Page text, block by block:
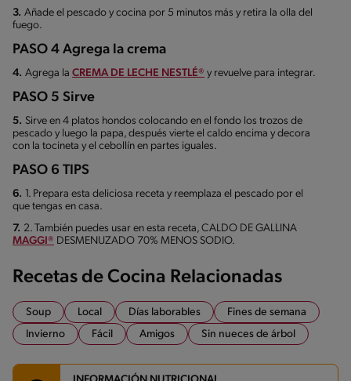
3. Añade el pescado y cocina por 5 minutos más y retira la olla del
fuego.
PASO 4 Agrega la crema
4. Agrega la CREMA DE LECHE NESTLÉ® y revuelve para integrar.
PASO 5 Sirve
5. Sirve en 4 platos hondos colocando en el fondo los trozos de
pescado y luego la papa, después vierte el caldo encima y decora
con la tocineta y el cebollín en partes iguales.
PASO 6 TIPS
6. 1. Prepara esta deliciosa receta y reemplaza el pescado por el
que tengas en casa.
7. 2. También puedes usar en esta receta, CALDO DE GALLINA
MAGGI® DESMENUZADO 70% MENOS SODIO.
Recetas de Cocina Relacionadas
Soup Local Días laborables
Fines de semana
Invierno
Fácil Amigos Sin nueces de árbol